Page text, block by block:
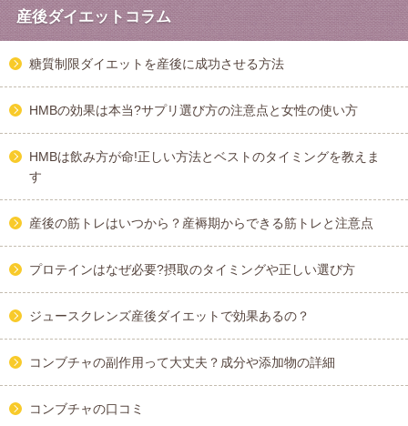
産後ダイエットコラム
糖質制限ダイエットを産後に成功させる方法
HMBの効果は本当?サプリ選び方の注意点と女性の使い方
HMBは飲み方が命!正しい方法とベストのタイミングを教えま
す
産後の筋トレはいつから？産褥期からできる筋トレと注意点
プロテインはなぜ必要?摂取のタイミングや正しい選び方
ジュースクレンズ産後ダイエットで効果あるの？
コンブチャの副作用って大丈夫？成分や添加物の詳細
コンブチャの口コミ